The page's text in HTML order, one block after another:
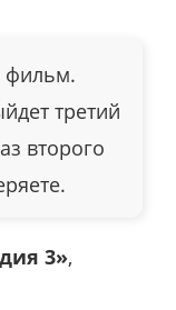
фильм.
третий
второго
3»,